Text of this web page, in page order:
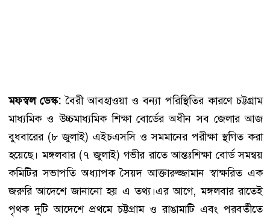
মফস্বল ডেস্ক:বৈরী আবহাওয়া ও বন্যা পরিস্থিতির কারণে চট্টগ্রাম
মাধ্যমিক ও উচ্চমাধ্যমিক শিক্ষা বোর্ডের অধীন সব জেলার আজ
বুধবারের (৮ জুলাই) এইচএসসি ও সমমানের পরীক্ষা স্থগিত করা
হয়েছে। মঙ্গলবার (৭ জুলাই) গভীর রাতে আন্তঃশিক্ষা বোর্ড সমন্বয়
কমিটির সভাপতি অধ্যাপক সৈয়দ আক্তারুজ্জামান স্বাক্ষরিত এক
জরুরি আদেশে জানানো হয় এ তথ্য।এর আগে, মঙ্গলবার রাতেই
পৃথক দুটি আদেশে প্রথমে চট্টগ্রাম ও রাঙামাটি এবং পরবর্তীতে